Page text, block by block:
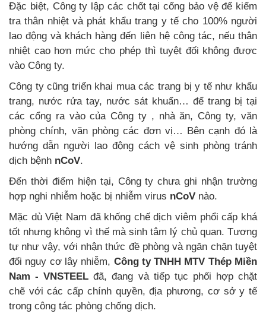
Đặc biệt, Công ty lập các chốt tại cổng bảo vệ để kiểm
tra thân nhiệt và phát khẩu trang y tế cho 100% người
lao động và khách hàng đến liên hệ công tác, nếu thân
nhiệt cao hơn mức cho phép thì tuyệt đối không được
vào Công ty.
Công ty cũng triển khai mua các trang bị y tế như khẩu
trang, nước rửa tay, nước sát khuẩn… để trang bị tại
các cổng ra vào của Công ty , nhà ăn, Công ty, văn
phòng chính, văn phòng các đơn vị… Bên cạnh đó là
hướng dẫn người lao động cách vệ sinh phòng tránh
dịch bệnh nCoV.
Đến thời điểm hiện tại, Công ty chưa ghi nhận trường
hợp nghi nhiễm hoặc bị nhiễm virus nCoV nào.
Mặc dù Việt Nam đã khống chế dịch viêm phổi cấp khá
tốt nhưng không vì thế mà sinh tâm lý chủ quan. Tương
tự như vậy, với nhận thức đề phòng và ngăn chặn tuyệt
đối nguy cơ lây nhiễm, Công ty TNHH MTV Thép Miền
Nam - VNSTEEL đã, đang và tiếp tục phối hợp chặt
chẽ với các cấp chính quyền, địa phương, cơ sở y tế
trong công tác phòng chống dịch.